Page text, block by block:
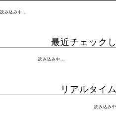
読み込み中...
最近チェック
読み込み中...
リアルタイ
読み込み